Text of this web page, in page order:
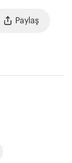
Paylaş